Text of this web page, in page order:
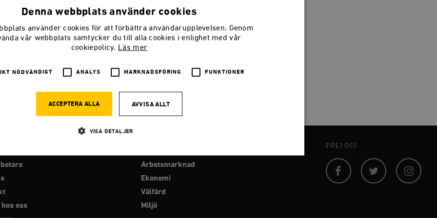
oss
Arbetsmarknad
Ekonomi
Välfärd
Miljö
FÖLJ OSS
Denna webbplats använder cookies
använder cookies för att förbättra användarupplevelsen. Genom
vår webbplats samtycker du till alla cookies i enlighet med vår
cookiepolicy. Läs mer
NÖDVÄNDIGT ANALYS MARKNADSFÖRING FUNKTIONER
ACCEPTERA ALLA AVVISA ALLT
VISA DETALJER
Marknadsföring Funktioner